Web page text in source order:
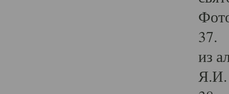
37.
из
Я.И.